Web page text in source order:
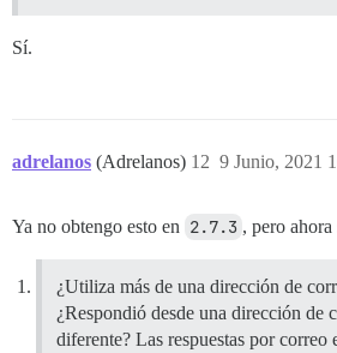
Sí.
adrelanos (Adrelanos) 9 Junio, 2021
12
Ya no obtengo esto en 2.7.3 , pero ahora
¿Utiliza más de una dirección de
¿Respondió desde una dirección de
diferente? Las respuestas por correo